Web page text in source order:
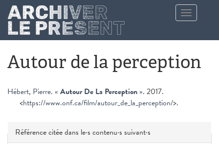
Aller au contenu principal
Toggle
navigation
Autour de la perception
Hébert, Pierre. « Autour De La Perception ». 2017.
<https://www.onf.ca/film/autour_de_la_perception/>.
Masquer
Référence citée dans le·s contenu·s suivant·s